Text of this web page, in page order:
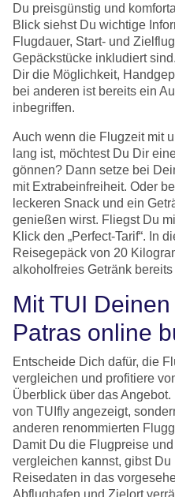
Du preisgünstig und
Blick siehst Du wichtige
Flugdauer, Start- und
Gepäckstücke inkludiert
Dir die Möglichkeit,
bei anderen ist bereits ein
inbegriffen.
Auch wenn die Flugzeit mit
lang ist, möchtest Du Dir
gönnen? Dann setze bei
mit Extrabeinfreiheit. Oder
leckeren Snack und ein
genießen wirst. Fliegst Du
Klick den „Perfect-Tarif“. In
Reisegepäck von 20
alkoholfreies Getränk
Mit TUI
Patras online
Entscheide Dich dafür, die
vergleichen und profitiere
Überblick über das
von TUIfly angezeigt,
anderen renommierten
Damit Du die Flugpreise
vergleichen kannst, gibst
Reisedaten in das
Abflughafen und Zielort